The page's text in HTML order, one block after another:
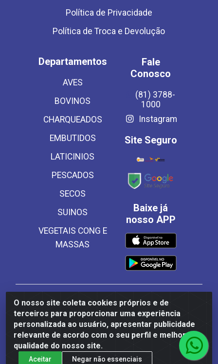
O nosso site coleta cookies próprios e de
terceiros para proporcionar uma experiência
personalizada ao usuário, apresentar publicidade
relevante de acordo com o seu perfil e melhorar a
qualidade do nosso site.
Aceitar Negar não essenciais
Política de Privacidade
Política de Troca e Devolução
Departamentos
AVES
BOVINOS
CHARQUEADOS
EMBUTIDOS
LATICINIOS
PESCADOS
SECOS
SUINOS
VEGETAIS CONG E
MASSAS
Fale
Conosco
(81) 3788-
1000
Instagram
Site Seguro
Baixe já
nosso APP
Frinscal - Distribuidora e Importadora de Alimentos
LTDA - Rodovia BR 101 Sul Km 187, 310 Galpão - Santa
Rosa, Palmares/PE - CEP 55540-000 - CNPJ
03.504.437/0001-50